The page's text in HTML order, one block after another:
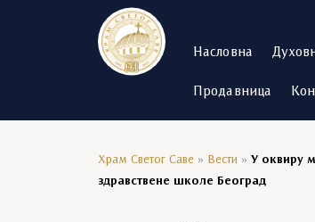
Насловна
Продавница
Храм Светог Саве » Вести » У оквиру
здравствене школе Београд